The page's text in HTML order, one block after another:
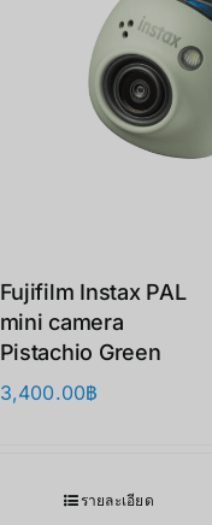
Fujifilm Instax PAL
mini camera
Pistachio Green
3,400.00฿
รายละเอียด